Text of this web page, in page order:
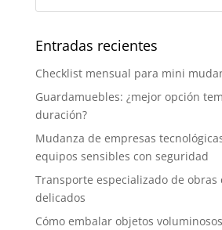
Entradas recientes
Checklist mensual para mini
Guardamuebles: ¿mejor opción
duración?
Mudanza de empresas
equipos sensibles con seguridad
Transporte especializado de obras
delicados
Cómo embalar objetos